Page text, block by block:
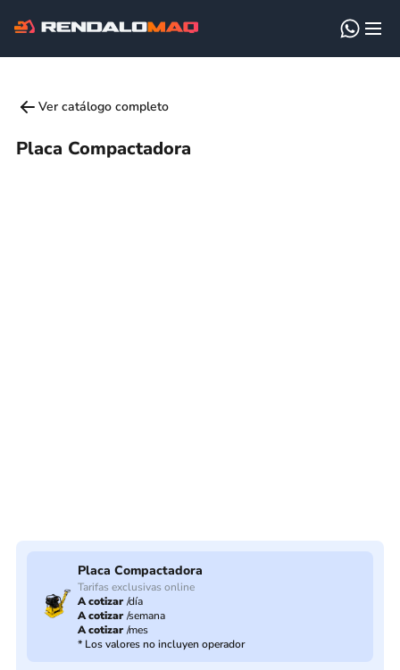
Ver catálogo completo
Placa Compactadora
Placa Compactadora
Tarifas exclusivas online
A cotizar /día
A cotizar /semana
A cotizar /mes
* Los valores no incluyen operador